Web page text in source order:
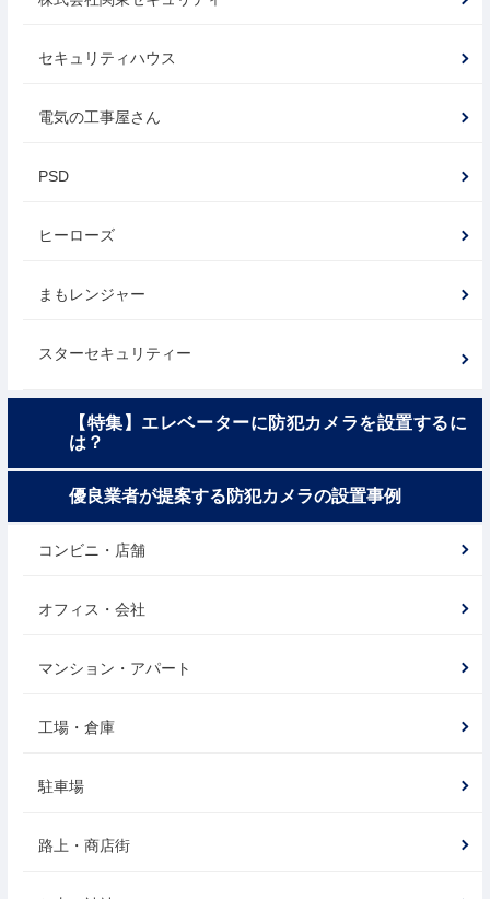
セキュリティハウス
電気の工事屋さん
PSD
ヒーローズ
まもレンジャー
スターセキュリティー
【特集】エレベーターに防犯カメラを設置するに
は？
優良業者が提案する防犯カメラの設置事例
コンビニ・店舗
オフィス・会社
マンション・アパート
工場・倉庫
駐車場
路上・商店街